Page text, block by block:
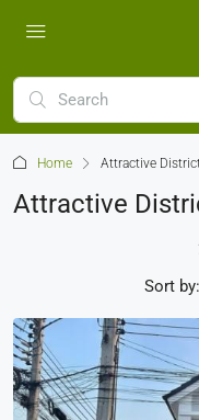
Home Attractive
Attractive
Sort by: